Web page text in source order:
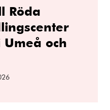
Röda
och